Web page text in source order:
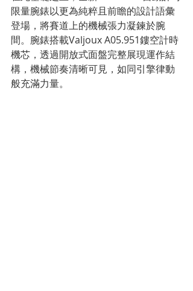
限量腕錶以更為純粹且前瞻的設計語彙
登場，將賽道上的機械張力凝鍊於腕
間。腕錶搭載Valjoux A05.951鏤空計時
機芯，透過開放式面盤完整展現運作結
構，機械節奏清晰可見，如同引擎律動
般充滿力量。